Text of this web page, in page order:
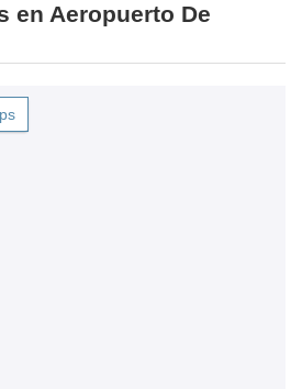
en Aeropuerto De